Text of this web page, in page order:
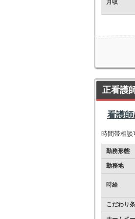
月収
正看護
看護
時間帯相談
勤務形態
勤務地
時給
こだわり